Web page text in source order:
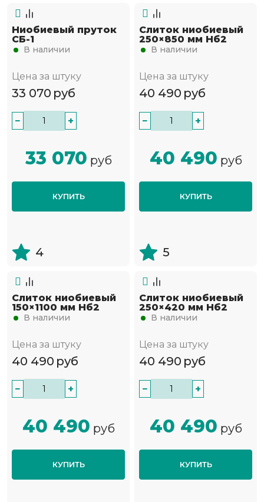
Ниобиевый пруток
СБ-1
В наличии
Цена за штуку
33 070 руб
− +
33 070 руб
КУПИТЬ
4
Слиток ниобиевый
250×850 мм Нб2
В наличии
Цена за штуку
40 490 руб
− +
40 490 руб
КУПИТЬ
5
Слиток ниобиевый
150×1100 мм Нб2
В наличии
Цена за штуку
40 490 руб
− +
40 490 руб
КУПИТЬ
Слиток ниобиевый
250×420 мм Нб2
В наличии
Цена за штуку
40 490 руб
− +
40 490 руб
КУПИТЬ